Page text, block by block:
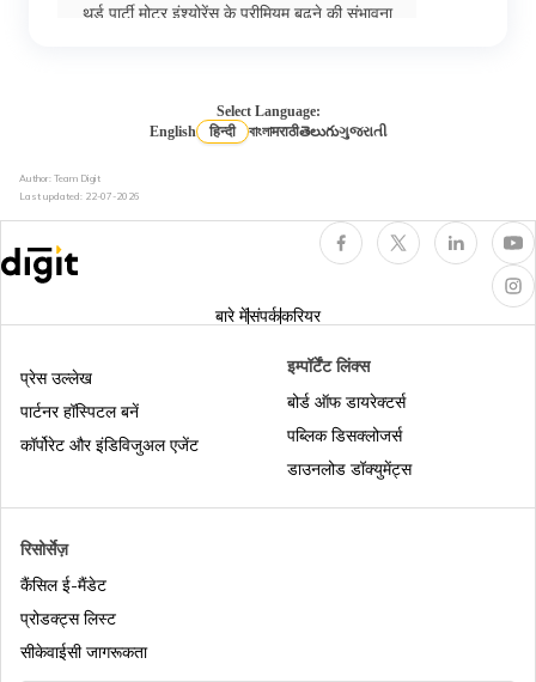
एक्सकवेटर इंश्योरेंस
पैसेंजर कैरीइंग व्हीकल इंश्योरेंस
कमर्शियल ट्रैक्टर इंश्योरेंस
थर्ड पार्टी मोटर इंश्योरेंस के प्रीमियम बढ़ने की संभावना
5 मोटर इंश्योरेंस टर्मिनोलॉजीज़ जो आपको पॉलिसी रीन्यू
रोडसाइड असिस्टेंस
कॉम्प्रिहेंसिव मोटर इंश्योरेंस
Select Language:
English
हिन्दी বাংলাमराठीతెలుగుગુજરાતી
Author: Team Digit
Last updated: 22-07-2026
बारे मेंसंपर्ककरियर
रिसोर्सेज़
कैंसिल ई-मैंडेट
प्रोडक्ट्स लिस्ट
सीकेवाईसी जागरूकता
प्रेस उल्लेख
पार्टनर हॉस्पिटल बनें
कॉर्पोरेट और इंडिविजुअल एजेंट
इम्पॉर्टेंट लिंक्स
बोर्ड ऑफ डायरेक्टर्स
पब्लिक डिसक्लोजर्स
डाउनलोड डॉक्युमेंट्स